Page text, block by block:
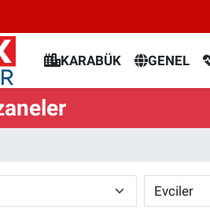
KARABÜK GENEL